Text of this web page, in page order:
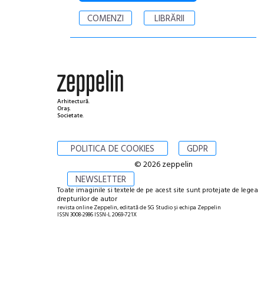
COMENZI
LIBRĂRII
Arhitectură.
Oraș.
Societate.
POLITICA DE COOKIES GDPR
NEWSLETTER
© 2026 zeppelin
Toate imaginile si textele de pe acest site sunt protejate de legea
drepturilor de autor
revista online Zeppelin, editată de SG Studio și echipa Zeppelin
ISSN 3008-2986 ISSN-L 2069-721X